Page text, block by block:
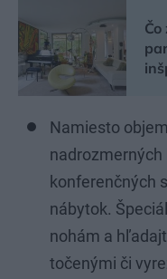
Namiesto
nadrozmerných
konferenčných
nábytok.
nohám a
točenými či